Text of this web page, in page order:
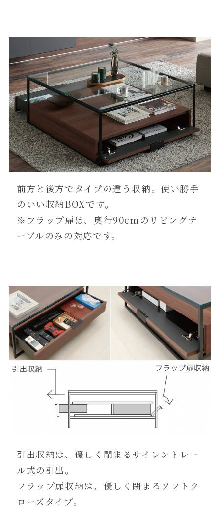
前方と後方でタイプの違う収納。使い勝手
のいい収納BOXです。
※フラップ扉は、奥行90cmのリビングテ
ーブルのみの対応です。
引出収納は、優しく閉まるサイレントレー
ル式の引出。
フラップ扉収納は、優しく閉まるソフトク
ローズタイプ。